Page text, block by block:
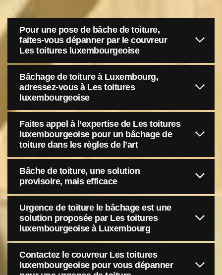
Pour une pose de bâche de toiture,
faites-vous dépanner par le couvreur
Les toitures luxembourgeoise
Bâchage de toiture à Luxembourg,
adressez-vous à Les toitures
luxembourgeoise
Faites appel à l’expertise de Les toitures
luxembourgeoise pour un bâchage de
toiture dans les règles de l’art
Bâche de toiture, une solution
provisoire, mais efficace
Urgence de toiture le bâchage est une
solution proposée par Les toitures
luxembourgeoise à Luxembourg
Contactez le couvreur Les toitures
luxembourgeoise pour vous dépanner